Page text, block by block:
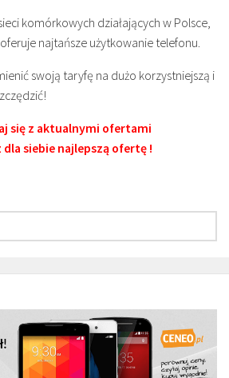
komórkowych działających w Polsce,
najtańsze użytkowanie telefonu.
swoją taryfę na dużo korzystniejszą i
się z aktualnymi ofertami
siebie najlepszą ofertę !